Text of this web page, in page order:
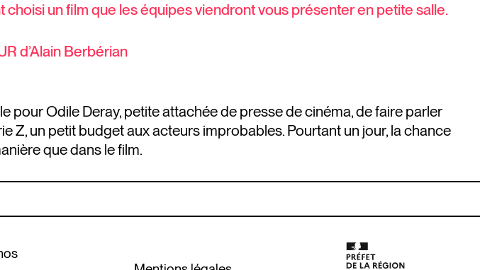
un film que les équipes viendront vous présenter en petite salle.
d’Alain Berbérian
pour Odile Deray, petite attachée de presse de cinéma, de faire parler
Z, un petit budget aux acteurs improbables. Pourtant un jour, la chance
que dans le film.